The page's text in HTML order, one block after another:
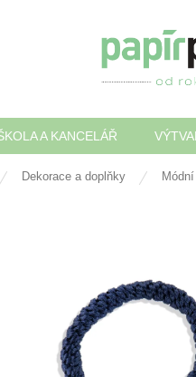
A KANCELÁŘ
Dekorace a doplňky